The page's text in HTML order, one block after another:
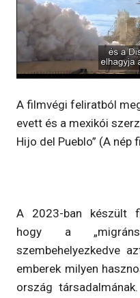
A filmvégi feliratból
evett és a mexikói
Hijo del Pueblo” (A
A 2023-ban készült
hogy a
szembehelyezkedve
emberek milyen
ország